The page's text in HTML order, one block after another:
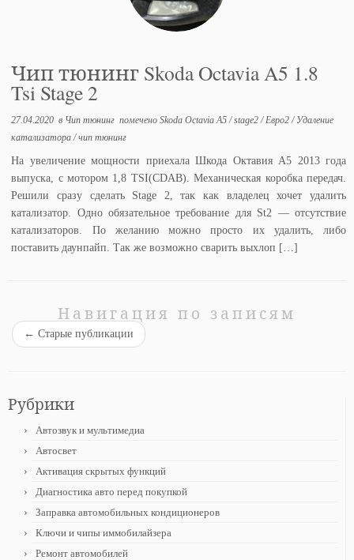
Чип тюнинг Skoda Octavia A5 1.8
Tsi Stage 2
27.04.2020 в Чип тюнинг помеченоSkoda Octavia A5/stage2/ Евро2/ Удаление
катализатора/чип тюнинг
На увеличение мощности приехала Шкода Октавия А5 2013 года
выпуска, с мотором 1,8 TSI(CDAB). Механическая коробка передач.
Решили сразу сделать Stage 2, так как владелец хочет удалить
катализатор. Одно обязательное требование для St2 — отсутствие
катализаторов. По желанию можно просто их удалить, либо
поставить даунпайп. Так же возможно сварить выхлоп […]
Навигация по записям
← Старые публикации
Рубрики
Автозвук и мультимедиа
Автосвет
Активация скрытых функций
Диагностика авто перед покупкой
Заправка автомобильных кондиционеров
Ключи и чипы иммобилайзера
Ремонт автомобилей